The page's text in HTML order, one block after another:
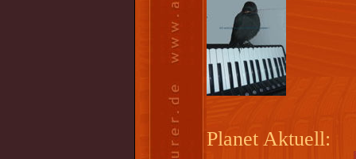
Planet Aktuell: